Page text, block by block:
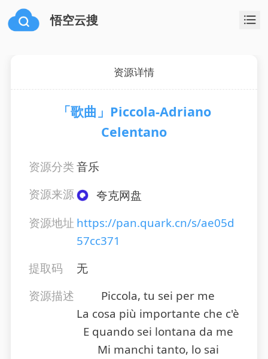
悟空云搜
资源详情
「歌曲」Piccola-Adriano
Celentano
资源分类音乐
资源来源
夸克网盘
资源地址 https://pan.quark.cn/s/ae05d
57cc371
提取码
无
资源描述
Piccola, tu sei per me
La cosa più importante che c'è
E quando sei lontana da me
Mi manchi tanto, lo sai